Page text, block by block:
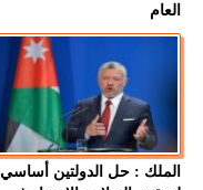
العام
الملك : حل الدولتين أساسي